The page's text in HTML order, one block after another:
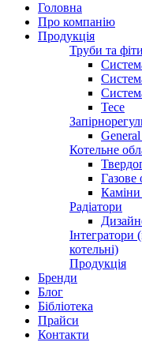
Головна
Про компанію
Продукція
Труби та
Tece
Котельне
Газове
Каміни
Радіатори
Інтегратори
котельні)
Продукція
Бренди
Блог
Бібліотека
Прайси
Контакти